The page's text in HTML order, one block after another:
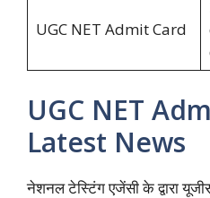
UGC NET Admit Card
UGC NET
Latest News
नेशनल टेस्टिंग एजेंसी के द्वारा